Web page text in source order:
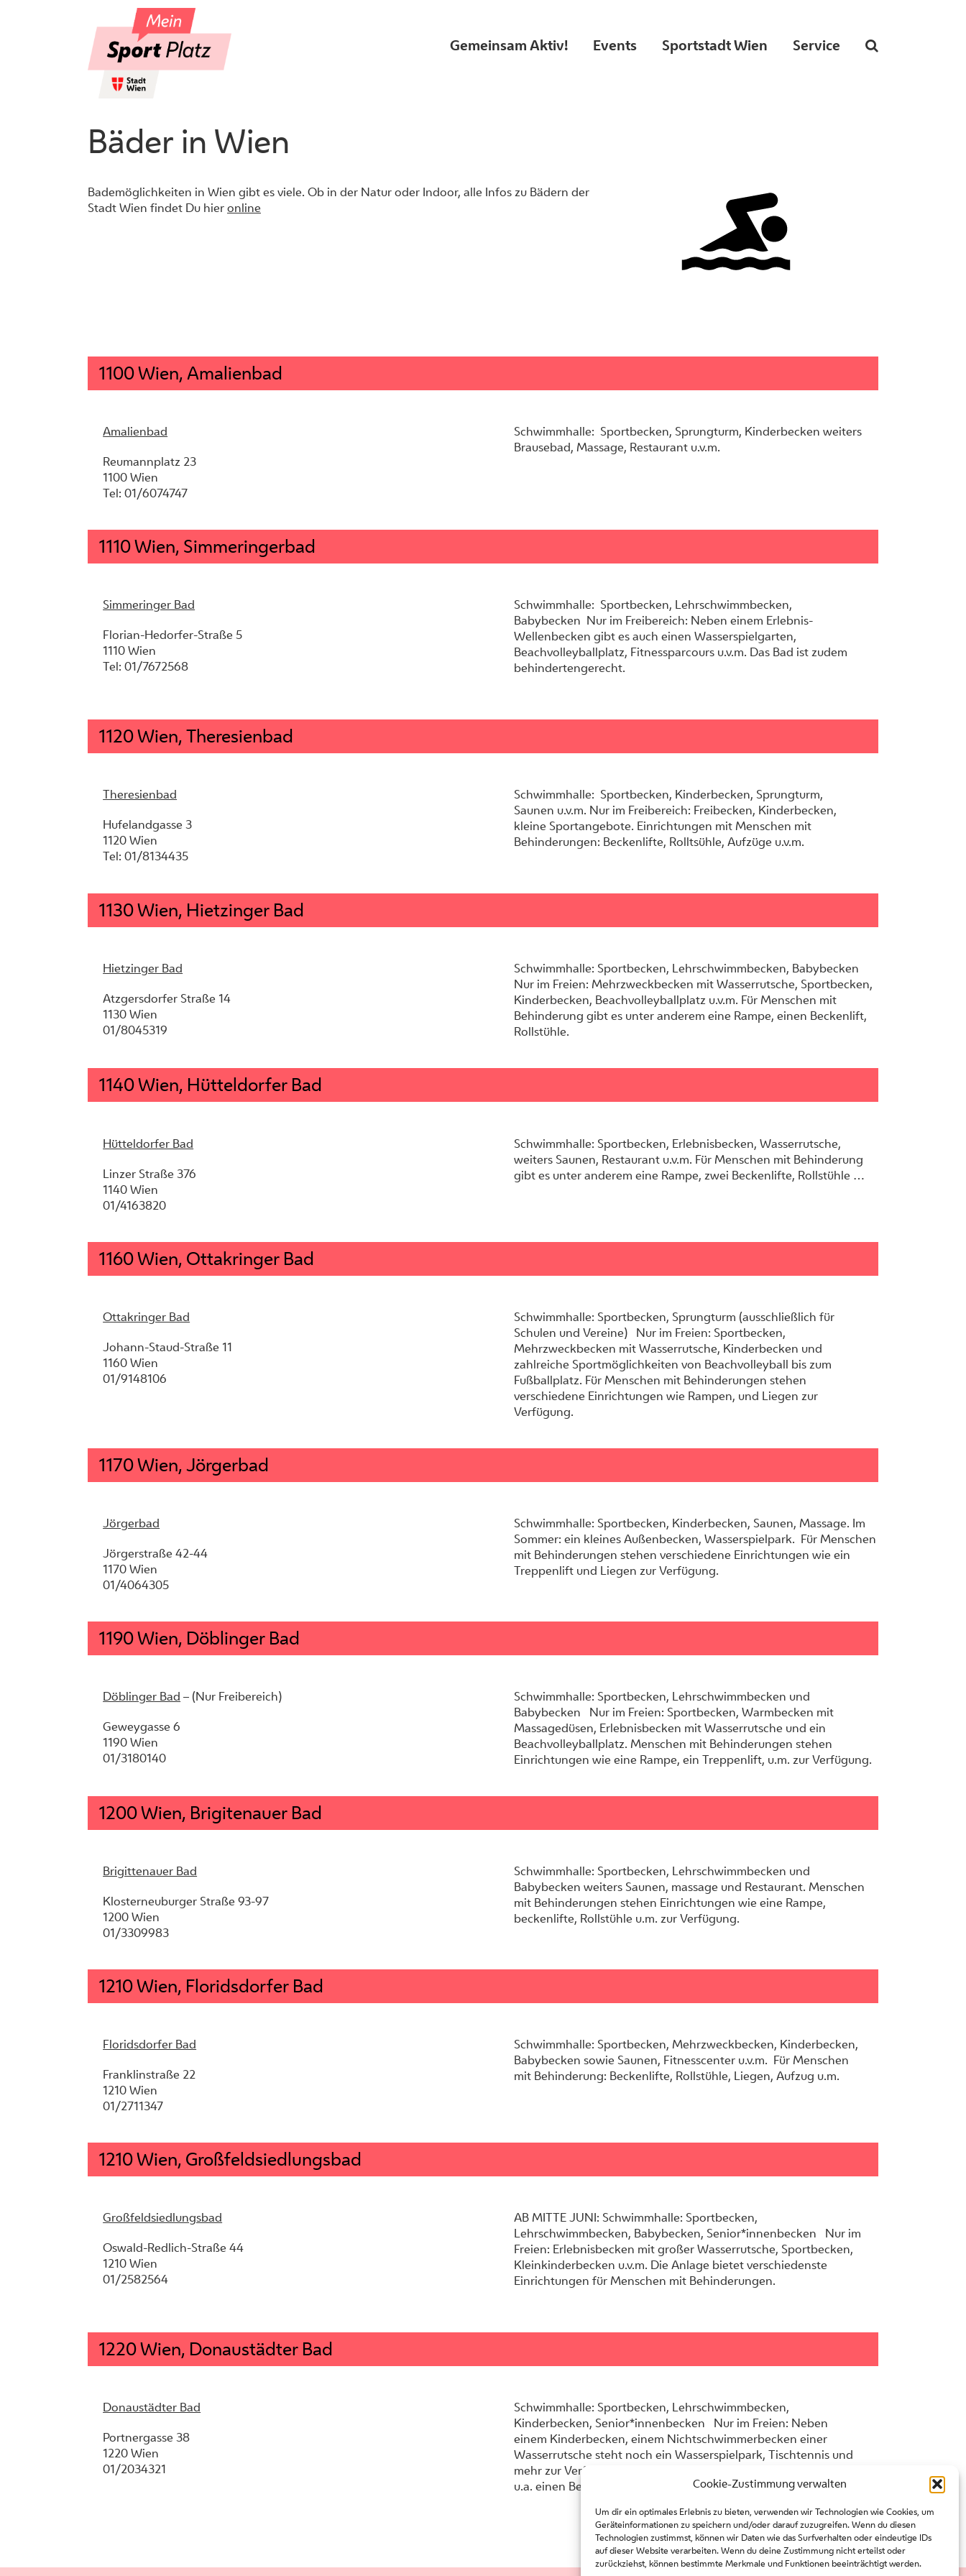
Cookie-Zustimmung verwalten
Um dir ein optimales Erlebnis zu bieten, verwenden wir Technologien wie Cookies, um
Geräteinformationen zu speichern und/oder darauf zuzugreifen. Wenn du diesen
Technologien zustimmst, können wir Daten wie das Surfverhalten oder eindeutige IDs
auf dieser Website verarbeiten. Wenn du deine Zustimmung nicht erteilst oder
zurückziehst, können bestimmte Merkmale und Funktionen beeinträchtigt werden.
Gemeinsam Aktiv! Events Sportstadt Wien Service
Bäder in Wien
Bademöglichkeiten in Wien gibt es viele. Ob in der Natur oder Indoor, alle Infos zu Bädern der
Stadt Wien findet Du hieronline
1100 Wien, Amalienbad
Amalienbad
Reumannplatz 23
1100 Wien
Tel: 01/6074747
Schwimmhalle: Sportbecken, Sprungturm, Kinderbecken weiters
Brausebad, Massage, Restaurant u.v.m.
1110 Wien, Simmeringerbad
Simmeringer Bad
Florian-Hedorfer-Straße 5
1110 Wien
Tel: 01/7672568
Schwimmhalle: Sportbecken, Lehrschwimmbecken,
Babybecken Nur im Freibereich: Neben einem Erlebnis-
Wellenbecken gibt es auch einen Wasserspielgarten,
Beachvolleyballplatz, Fitnessparcours u.v.m. Das Bad ist zudem
behindertengerecht.
1120 Wien, Theresienbad
Theresienbad
Hufelandgasse 3
1120 Wien
Tel: 01/8134435
Schwimmhalle: Sportbecken, Kinderbecken, Sprungturm,
Saunen u.v.m. Nur im Freibereich: Freibecken, Kinderbecken,
kleine Sportangebote. Einrichtungen mit Menschen mit
Behinderungen: Beckenlifte, Rolltsühle, Aufzüge u.v.m.
1130 Wien, Hietzinger Bad
Hietzinger Bad
Atzgersdorfer Straße 14
1130 Wien
01/8045319
Schwimmhalle: Sportbecken, Lehrschwimmbecken, Babybecken
Nur im Freien: Mehrzweckbecken mit Wasserrutsche, Sportbecken,
Kinderbecken, Beachvolleyballplatz u.v.m. Für Menschen mit
Behinderung gibt es unter anderem eine Rampe, einen Beckenlift,
Rollstühle.
1140 Wien, Hütteldorfer Bad
Hütteldorfer Bad
Linzer Straße 376
1140 Wien
01/4163820
Schwimmhalle: Sportbecken, Erlebnisbecken, Wasserrutsche,
weiters Saunen, Restaurant u.v.m. Für Menschen mit Behinderung
gibt es unter anderem eine Rampe, zwei Beckenlifte, Rollstühle …
1160 Wien, Ottakringer Bad
Ottakringer Bad
Johann-Staud-Straße 11
1160 Wien
01/9148106
Schwimmhalle: Sportbecken, Sprungturm (ausschließlich für
Schulen und Vereine) Nur im Freien: Sportbecken,
Mehrzweckbecken mit Wasserrutsche, Kinderbecken und
zahlreiche Sportmöglichkeiten von Beachvolleyball bis zum
Fußballplatz. Für Menschen mit Behinderungen stehen
verschiedene Einrichtungen wie Rampen, und Liegen zur
Verfügung.
1170 Wien, Jörgerbad
Jörgerbad
Jörgerstraße 42-44
1170 Wien
01/4064305
Schwimmhalle: Sportbecken, Kinderbecken, Saunen, Massage. Im
Sommer: ein kleines Außenbecken, Wasserspielpark. Für Menschen
mit Behinderungen stehen verschiedene Einrichtungen wie ein
Treppenlift und Liegen zur Verfügung.
1190 Wien, Döblinger Bad
Döblinger Bad – (Nur Freibereich)
Geweygasse 6
1190 Wien
01/3180140
Schwimmhalle: Sportbecken, Lehrschwimmbecken und
Babybecken Nur im Freien: Sportbecken, Warmbecken mit
Massagedüsen, Erlebnisbecken mit Wasserrutsche und ein
Beachvolleyballplatz. Menschen mit Behinderungen stehen
Einrichtungen wie eine Rampe, ein Treppenlift, u.m. zur Verfügung.
1200 Wien, Brigitenauer Bad
Brigittenauer Bad
Klosterneuburger Straße 93-97
1200 Wien
01/3309983
Schwimmhalle: Sportbecken, Lehrschwimmbecken und
Babybecken weiters Saunen, massage und Restaurant. Menschen
mit Behinderungen stehen Einrichtungen wie eine Rampe,
beckenlifte, Rollstühle u.m. zur Verfügung.
1210 Wien, Floridsdorfer Bad
Floridsdorfer Bad
Franklinstraße 22
1210 Wien
01/2711347
Schwimmhalle: Sportbecken, Mehrzweckbecken, Kinderbecken,
Babybecken sowie Saunen, Fitnesscenter u.v.m. Für Menschen
mit Behinderung: Beckenlifte, Rollstühle, Liegen, Aufzug u.m.
1210 Wien, Großfeldsiedlungsbad
Großfeldsiedlungsbad
Oswald-Redlich-Straße 44
1210 Wien
01/2582564
AB MITTE JUNI: Schwimmhalle: Sportbecken,
Lehrschwimmbecken, Babybecken, Senior*innenbecken Nur im
Freien: Erlebnisbecken mit großer Wasserrutsche, Sportbecken,
Kleinkinderbecken u.v.m. Die Anlage bietet verschiedenste
Einrichtungen für Menschen mit Behinderungen.
1220 Wien, Donaustädter Bad
Donaustädter Bad
Portnergasse 38
1220 Wien
01/2034321
Schwimmhalle: Sportbecken, Lehrschwimmbecken,
Kinderbecken, Senior*innenbecken Nur im Freien: Neben
einem Kinderbecken, einem Nichtschwimmerbecken einer
Wasserrutsche steht noch ein Wasserspielpark, Tischtennis und
mehr zur Verfügung. Für Menschen mit Behinderungen gibt es
u.a. einen Beckenlift und einen Treppenlift.